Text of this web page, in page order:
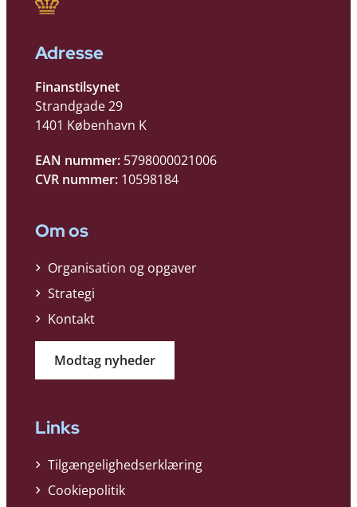
Adresse
Finanstilsynet
Strandgade 29
1401 København K
EAN nummer: 5798000021006
CVR nummer: 10598184
Om os
Organisation og opgaver
Strategi
Kontakt
Modtag nyheder
Links
Tilgængelighedserklæring
Cookiepolitik